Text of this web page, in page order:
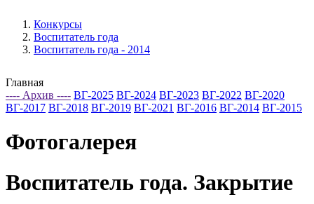
Конкурсы
Воспитатель года
Воспитатель года - 2014
Главная
---- Архив ---- ВГ-2025 ВГ-2024 ВГ-2023 ВГ-2022 ВГ-2020
ВГ-2017 ВГ-2018 ВГ-2019 ВГ-2021 ВГ-2016 ВГ-2014 ВГ-2015
Фотогалерея
Воспитатель года. Закрытие